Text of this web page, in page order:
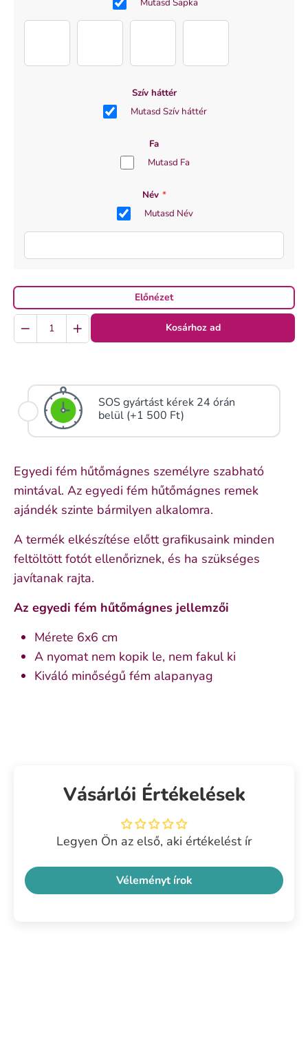
Szív háttér
Mutasd Szív háttér
Fa
Mutasd Fa
Név *
Mutasd Név
Előnézet
Kosárhoz ad
SOS gyártást kérek 24 órán
belül (+1 500 Ft)
Egyedi fém hűtőmágnes személyre szabható
mintával. Az egyedi fém hűtőmágnes remek
ajándék szinte bármilyen alkalomra.
A termék elkészítése előtt grafikusaink minden
feltöltött fotót ellenőriznek, és ha szükséges
javítanak rajta.
Az egyedi fém hűtőmágnes jellemzői
Mérete 6x6 cm
A nyomat nem kopik le, nem fakul ki
Kiváló minőségű fém alapanyag
Vásárlói Értékelések
Legyen Ön az első, aki értékelést ír
Véleményt írok